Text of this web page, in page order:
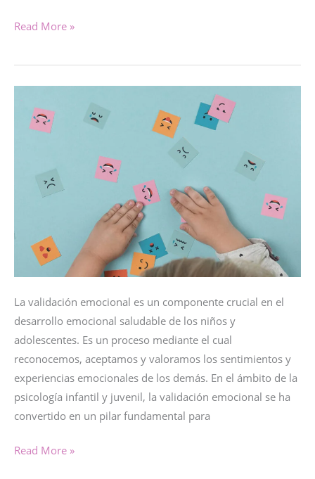
LA
DE
ESCUCHA
ACTIVA
NIÑOS
Read More »
La validación emocional es un componente crucial en el
desarrollo emocional saludable de los niños y
adolescentes. Es un proceso mediante el cual
reconocemos, aceptamos y valoramos los sentimientos y
experiencias emocionales de los demás. En el ámbito de la
psicología infantil y juvenil, la validación emocional se ha
convertido en un pilar fundamental para
LA
Read More »